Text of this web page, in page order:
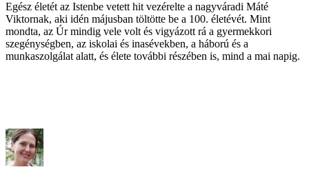
Egész életét az Istenbe vetett hit vezérelte a nagyváradi Máté
Viktornak, aki idén májusban töltötte be a 100. életévét. Mint
mondta, az Úr mindig vele volt és vigyázott rá a gyermekkori
szegénységben, az iskolai és inasévekben, a háború és a
munkaszolgálat alatt, és élete további részében is, mind a mai napig.